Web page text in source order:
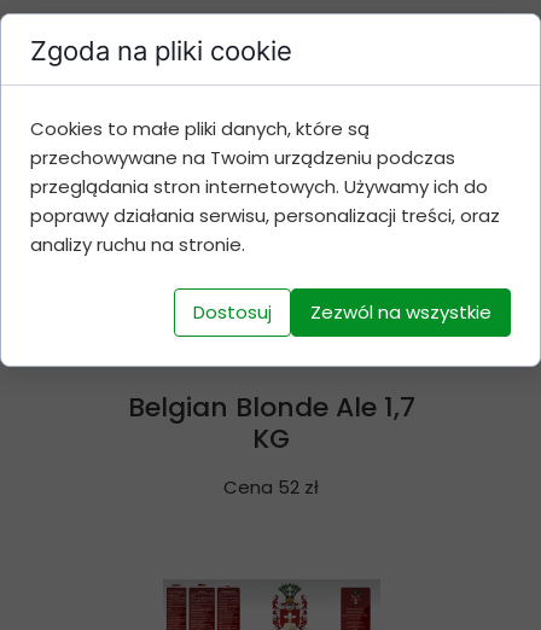
Belgian Christmas Ale
1,7 KG
Belgian Blonde Ale 1,7
KG
Cena 52 zł
Zgoda na pliki cookie
Cookies to małe pliki danych, które są
przechowywane na Twoim urządzeniu podczas
przeglądania stron internetowych. Używamy ich do
poprawy działania serwisu, personalizacji treści, oraz
analizy ruchu na stronie.
Dostosuj Zezwól na wszystkie